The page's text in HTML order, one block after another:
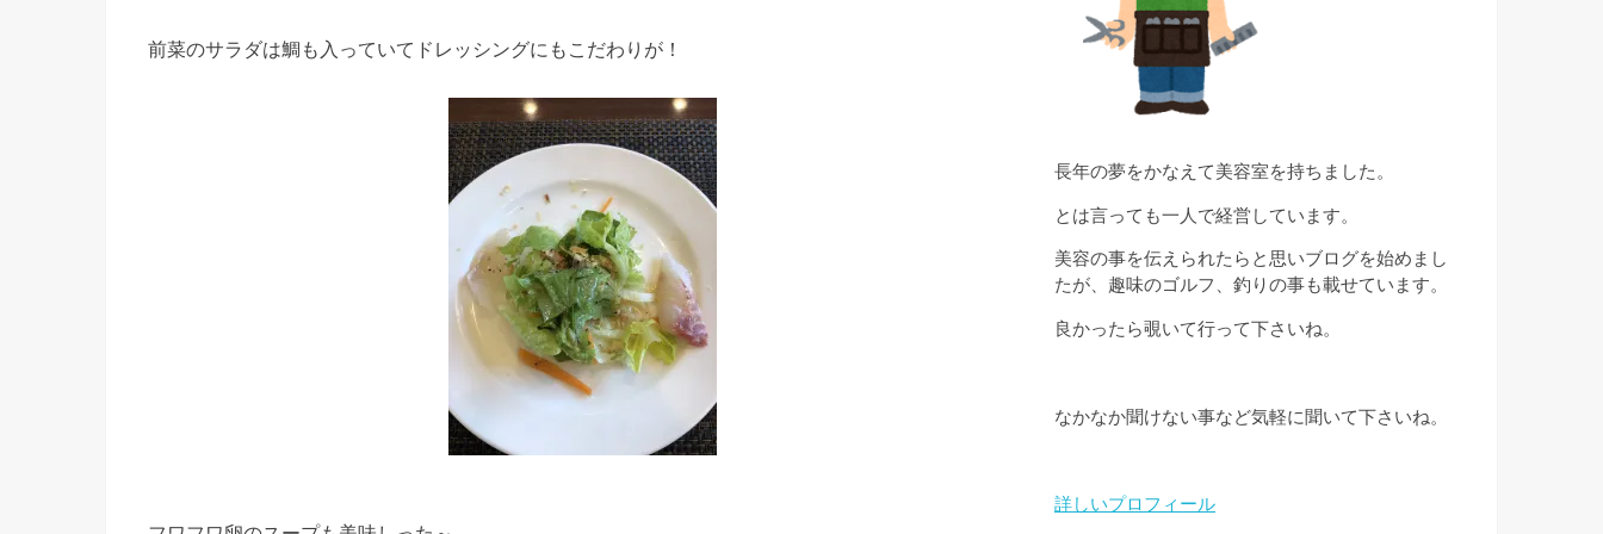
前菜のサラダは鯛も入っていてドレッシングにもこだわりが！
長年の夢をかなえて美容室を持ちました。
とは言っても一人で経営しています。
美容の事を伝えられたらと思いブログを始めまし
たが、趣味のゴルフ、釣りの事も載せています。
良かったら覗いて行って下さいね。
なかなか聞けない事など気軽に聞いて下さいね。
詳しいプロフィール